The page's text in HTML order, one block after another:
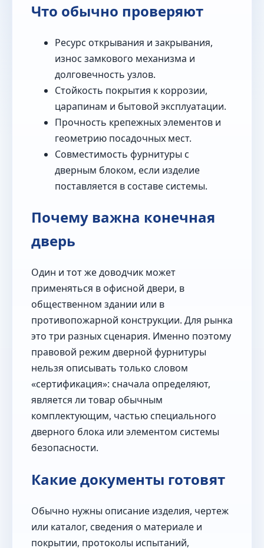
Что обычно проверяют
Ресурс открывания и закрывания,
износ замкового механизма и
долговечность узлов.
Стойкость покрытия к коррозии,
царапинам и бытовой эксплуатации.
Прочность крепежных элементов и
геометрию посадочных мест.
Совместимость фурнитуры с
дверным блоком, если изделие
поставляется в составе системы.
Почему важна конечная
дверь
Один и тот же доводчик может
применяться в офисной двери, в
общественном здании или в
противопожарной конструкции. Для рынка
это три разных сценария. Именно поэтому
правовой режим дверной фурнитуры
нельзя описывать только словом
«сертификация»: сначала определяют,
является ли товар обычным
комплектующим, частью специального
дверного блока или элементом системы
безопасности.
Какие документы готовят
Обычно нужны описание изделия, чертеж
или каталог, сведения о материале и
покрытии, протоколы испытаний,